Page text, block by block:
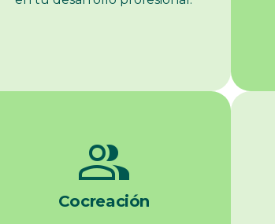
group
Cocreación